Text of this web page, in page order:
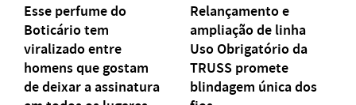
Esse perfume do
Boticário tem
viralizado entre
homens que gostam
de deixar a assinatura
Relançamento e
ampliação de linha
Uso Obrigatório da
TRUSS promete
blindagem única dos